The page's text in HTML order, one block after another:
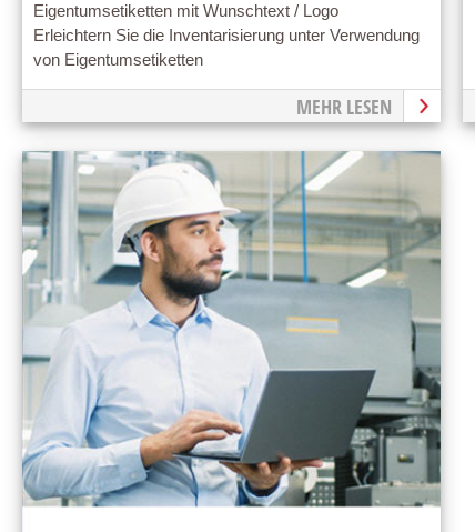
Eigentumsetiketten mit Wunschtext / Logo
Erleichtern Sie die Inventarisierung unter Verwendung
von Eigentumsetiketten
MEHR LESEN